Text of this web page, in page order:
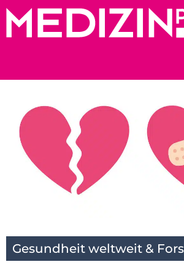
Zum
Inhalt
Gesundheit weltweit &